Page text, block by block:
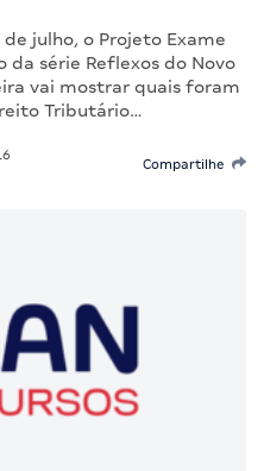
julho, o Projeto Exame
da série Reflexos do Novo
vai mostrar quais foram
Tributário…
Compartilhe